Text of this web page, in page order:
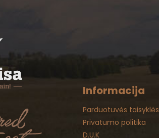
Informacija
Parduotuvės taisyklės
Privatumo politika
D.U.K